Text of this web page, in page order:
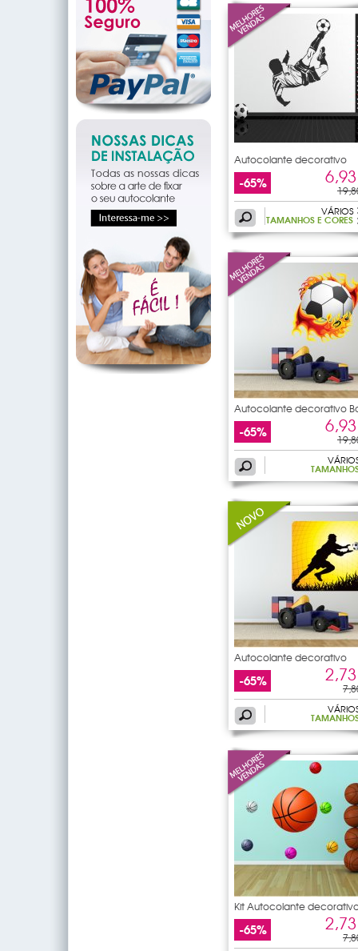
Autocolante decorativo
jogador
-65%
VÁRIOS
TAMANHOS E CORES
Autocolante decorativo
de
-65%
Autocolante decorativo
goleiro
-65%
Kit Autocolante
-65%